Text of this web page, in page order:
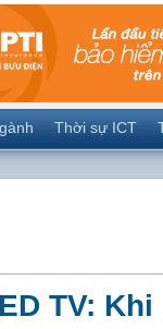
Thời sự ICT
TV: